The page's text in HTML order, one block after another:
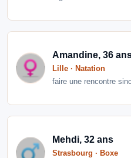
Amandine, 36
Lille · Natation
faire une rencontre
Mehdi, 32 ans
Strasbourg · Boxe